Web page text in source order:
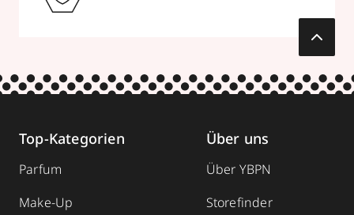
Top-Kategorien
Parfum
Make-Up
Über uns
Über YBPN
Storefinder